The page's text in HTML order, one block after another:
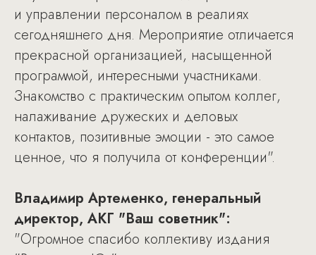
и управлении персоналом в реалиях
сегодняшнего дня. Мероприятие отличается
прекрасной организацией, насыщенной
программой, интересными участниками.
Знакомство с практическим опытом коллег,
налаживание дружеских и деловых
контактов, позитивные эмоции - это самое
ценное, что я получила от конференции".
Владимир Артеменко, генеральный
директор, АКГ "Ваш советник":
"Огромное спасибо коллективу издания